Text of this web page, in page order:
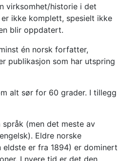
virksomhet/historie i det
ikke komplett, spesielt ikke
blir oppdatert.
én norsk forfatter,
publikasjon som har utspring
alt sør for 60 grader. I tillegg
(men det meste av
Eldre norske
er fra 1894) er dominert
I nyere tid er det den